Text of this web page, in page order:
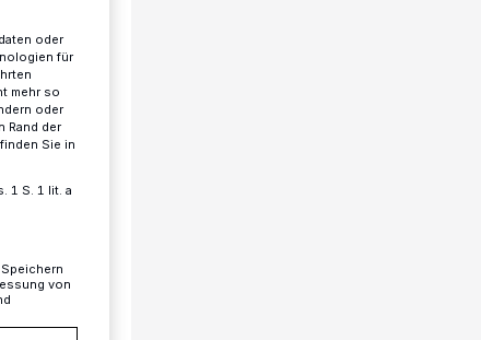
oder
für
mehr so
oder
Rand der
Sie in
1 S. 1 lit. a
von